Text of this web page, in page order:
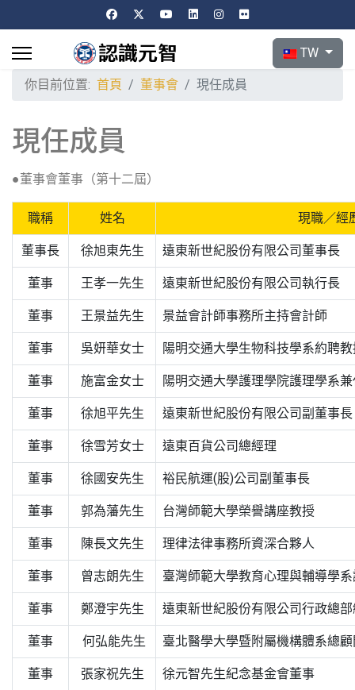
選擇你的語言
TW
你目前位置: 首頁 董事會 現任成員
現任成員
●董事會董事（第十二屆）
職稱 姓名 現職／經
董事長 徐旭東先生 遠東新世紀股份有限公司董事長
董事 王孝一先生 遠東新世紀股份有限公司執行長
董事 王景益先生 景益會計師事務所主持會計師
董事 吳妍華女士 陽明交通大學生物科技學系約聘
董事 施富金女士 陽明交通大學護理學院護理學系
董事 徐旭平先生 遠東新世紀股份有限公司副董事長
董事 徐雪芳女士 遠東百貨公司總經理
董事 徐國安先生 裕民航運(股)公司副董事長
董事 郭為藩先生 台灣師範大學榮譽講座教授
董事 陳長文先生 理律法律事務所資深合夥人
董事 曾志朗先生 臺灣師範大學教育心理與輔導學
董事 鄭澄宇先生 遠東新世紀股份有限公司行政總
董事 何弘能先生 臺北醫學大學暨附屬機構體系總
董事 張家祝先生 徐元智先生紀念基金會董事